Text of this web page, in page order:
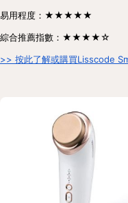
易用程度：★★★★★
綜合推薦指數：★★★★☆
>> 按此了解或購買Lisscode